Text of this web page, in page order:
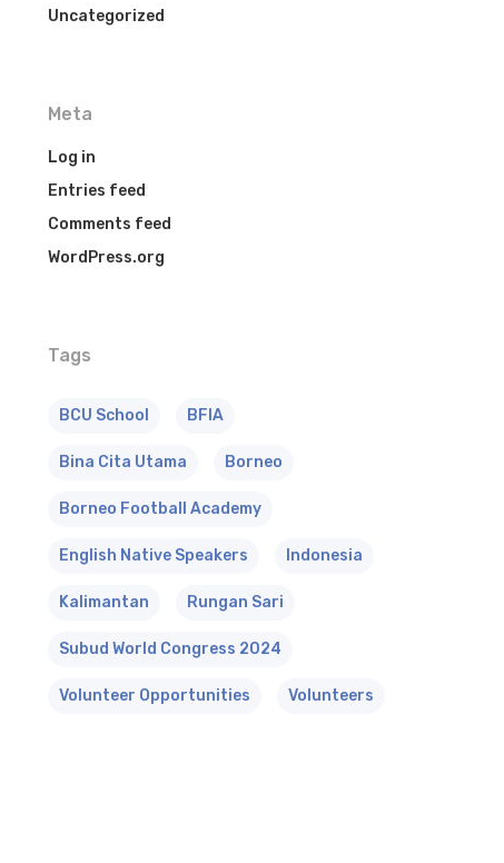
Uncategorized
Meta
Log in
Entries feed
Comments feed
WordPress.org
Tags
BCU School BFIA
Bina Cita Utama Borneo
Borneo Football Academy
English Native Speakers Indonesia
Kalimantan Rungan Sari
Subud World Congress 2024
Volunteer Opportunities Volunteers